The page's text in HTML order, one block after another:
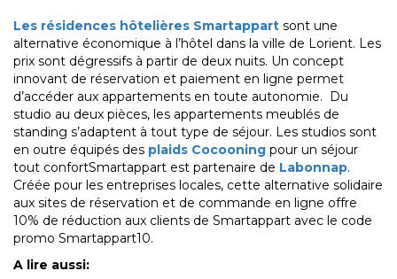
Les résidences hôtelières Smartappart sont une
alternative économique à l’hôtel dans la ville de Lorient. Les
prix sont dégressifs à partir de deux nuits. Un concept
innovant de réservation et paiement en ligne permet
d’accéder aux appartements en toute autonomie. Du
studio au deux pièces, les appartements meublés de
standing s’adaptent à tout type de séjour. Les studios sont
en outre équipés des plaids Cocooning pour un séjour
tout confortSmartappart est partenaire de Labonnap.
Créée pour les entreprises locales, cette alternative solidaire
aux sites de réservation et de commande en ligne offre
10% de réduction aux clients de Smartappart avec le code
promo Smartappart10.
A lire aussi: